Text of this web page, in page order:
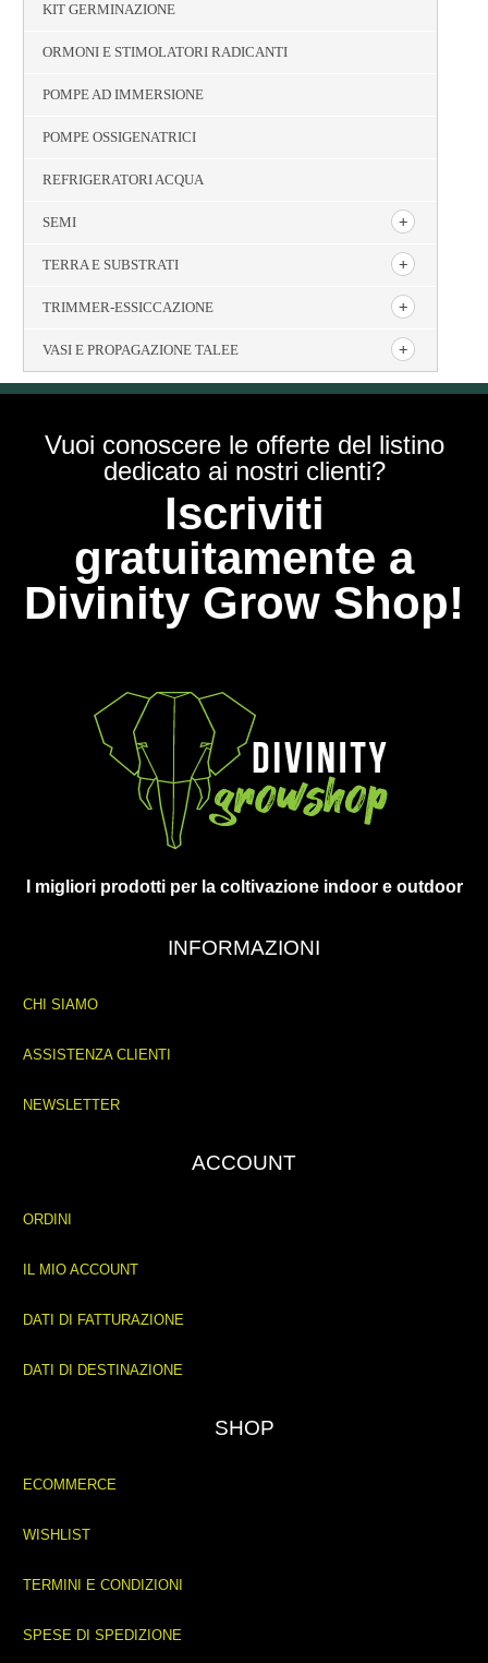
KIT GERMINAZIONE
ORMONI E STIMOLATORI RADICANTI
POMPE AD IMMERSIONE
POMPE OSSIGENATRICI
REFRIGERATORI ACQUA
SEMI
TERRA E SUBSTRATI
TRIMMER-ESSICCAZIONE
VASI E PROPAGAZIONE TALEE
Vuoi conoscere le offerte del listino
dedicato ai nostri clienti?
Iscriviti
gratuitamente a
Divinity Grow Shop!
I migliori prodotti per la coltivazione indoor e outdoor
INFORMAZIONI
CHI SIAMO
ASSISTENZA CLIENTI
NEWSLETTER
ACCOUNT
ORDINI
IL MIO ACCOUNT
DATI DI FATTURAZIONE
DATI DI DESTINAZIONE
SHOP
ECOMMERCE
WISHLIST
TERMINI E CONDIZIONI
SPESE DI SPEDIZIONE